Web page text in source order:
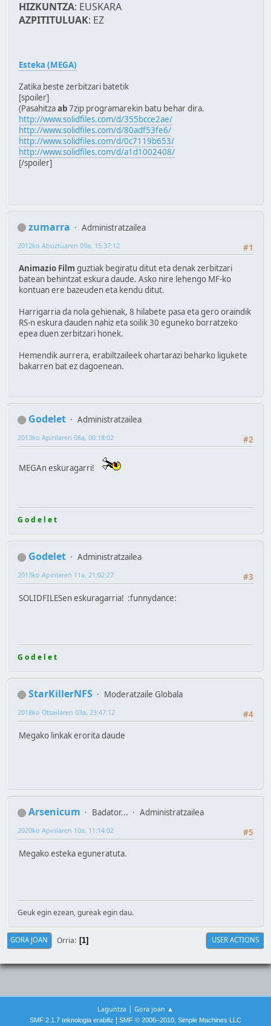
HIZKUNTZA: EUSKARA
AZPITITULUAK: EZ
Esteka (MEGA)
Zatika beste zerbitzari batetik
[spoiler]
(Pasahitzaab7zip programarekin batu behar dira.
http://www.solidfiles.com/d/355bcce2ae/
http://www.solidfiles.com/d/80adf53fe6/
http://www.solidfiles.com/d/0c7119b653/
http://www.solidfiles.com/d/a1d1002408/
[/spoiler]
zumarra
Administratzailea
#1
2012ko Abuztuaren 09a, 15:37:12
Animazio Film guztiak begiratu ditut eta denak zerbitzari
batean behintzat eskura daude. Asko nire lehengo MF-ko
kontuan ere bazeuden eta kendu ditut.
Harrigarria da nola gehienak, 8 hilabete pasa eta gero oraindik
RS-n eskura dauden nahiz eta soilik 30 eguneko borratzeko
epea duen zerbitzari honek.
Hemendik aurrera, erabiltzaileek ohartarazi beharko ligukete
bakarren bat ez dagoenean.
Godelet
Administratzailea
#2
2013ko Apirilaren 08a, 00:18:02
MEGAn eskuragarri!
G o d e l e t
Godelet
Administratzailea
#3
2013ko Apirilaren 11a, 21:02:27
SOLIDFILESen eskuragarria! :funnydance:
G o d e l e t
StarKillerNFS
Moderatzaile Globala
#4
2018ko Otsailaren 03a, 23:47:12
Megako linkak erorita daude
Arsenicum Badator...
Administratzailea
#5
2020ko Apirilaren 10a, 11:14:02
Megako esteka eguneratuta.
Geuk egin ezean, gureak egin dau.
GORA JOAN Orria 1 USER ACTIONS
Laguntza | Gora joan ▲
SMF 2.1.7 teknologia erabiliz SMF © 2006–2010, Simple Machines LLC